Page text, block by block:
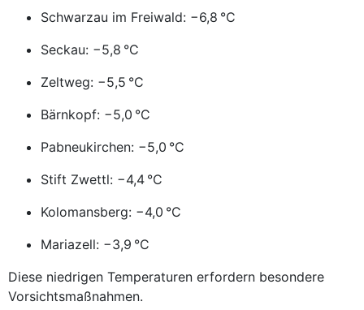
Schwarzau im Freiwald: −6,8 °C
Seckau: −5,8 °C
Zeltweg: −5,5 °C
Bärnkopf: −5,0 °C
Pabneukirchen: −5,0 °C
Stift Zwettl: −4,4 °C
Kolomansberg: −4,0 °C
Mariazell: −3,9 °C
Diese niedrigen Temperaturen erfordern besondere
Vorsichtsmaßnahmen.